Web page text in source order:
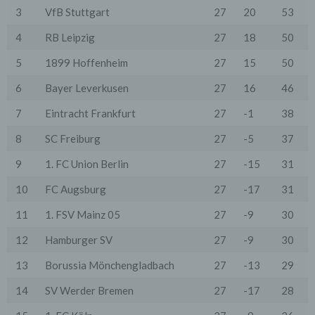
3
VfB Stuttgart 27 20
53
4
RB Leipzig 27 18
50
5
1899 Hoffenheim 27 15
50
6
Bayer Leverkusen 27 16
46
7
Eintracht Frankfurt 27 -1
38
8
SC Freiburg 27 -5
37
9
1. FC Union Berlin 27 -15
31
10
FC Augsburg 27 -17
31
11
1. FSV Mainz 05 27 -9
30
12
Hamburger SV 27 -9
30
13
Borussia Mönchengladbach 27 -13
29
14
SV Werder Bremen 27 -17
28
Anbieter stattfindet. Die Übermittlung von Daten in
gesetzlichen Erlaubnis, einer Einwilligung der Nutzer
oder spezieller Vertragsklauseln, die eine gesetzlich
vorausgesetzte Sicherheit der Daten gewährleisten.
3. Verarbeitung personenbezogener Daten
Die personenbezogenen Daten werden, neben den
ausdrücklich in dieser Datenschutzerklärung
genannten Verwendung, für die folgenden Zwecke auf
Einwilligungen der Nutzer verarbeitet:
Optimierung und Sicherung unserer Dienste-, Service-
- Die Gewährleistung eines effektiven Kundendienstes
wenn dies für Abrechnungszwecke notwendig ist (z.B.
Zwecke, wenn diese notwendig sind, um unsere
vertraglichen Verpflichtungen gegenüber den Nutzern
zu erfüllen (z.B. Adressmitteilung an Lieferanten).
Bei der Kontaktaufnahme mit uns (per Kontaktformular